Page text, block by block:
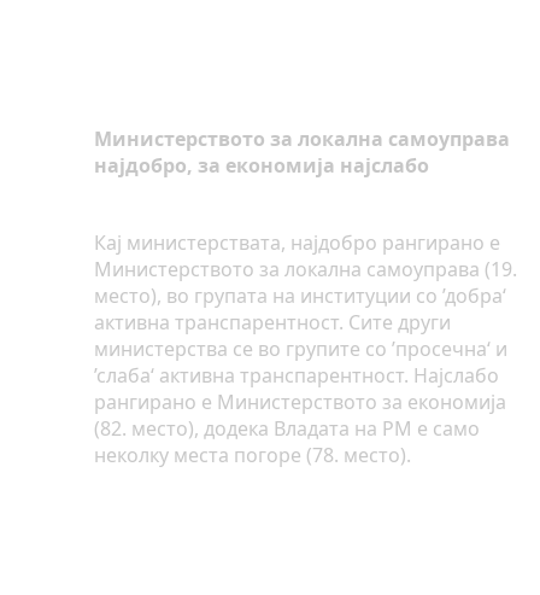
Министерството за локална самоуправа
најдобро, за економија најслабо
Кај министерствата, најдобро рангирано е
Министерството за локална самоуправа (19.
место), во групата на институции со ’добра‘
активна транспарентност. Сите други
министерства се во групите со ’просечна‘ и
’слаба‘ активна транспарентност. Најслабо
рангирано е Министерството за економија
(82. место), додека Владата на РМ е само
неколку места погоре (78. место).